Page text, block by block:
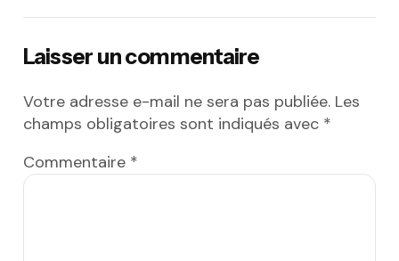
Laisser un commentaire
Votre adresse e-mail ne sera pas publiée. Les
champs obligatoires sont indiqués avec *
Commentaire *